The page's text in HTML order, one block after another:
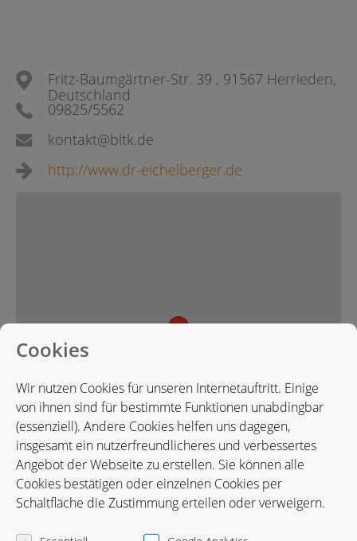
Fritz-Baumgärtner-Str. 39 , 91567 Herrieden,
Deutschland
09825/5562
kontakt@bltk.de
http://www.dr-eichelberger.de
Karte in Google Maps öffnen
Cookies
Wir nutzen Cookies für unseren Internetauftritt. Einige
von ihnen sind für bestimmte Funktionen unabdingbar
(essenziell). Andere Cookies helfen uns dagegen,
insgesamt ein nutzerfreundlicheres und verbessertes
Angebot der Webseite zu erstellen. Sie können alle
Cookies bestätigen oder einzelnen Cookies per
Schaltfläche die Zustimmung erteilen oder verweigern.